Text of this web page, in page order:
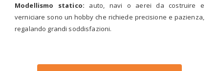
Modellismo statico: auto, navi o aerei da costruire e
verniciare sono un hobby che richiede precisione e pazienza,
regalando grandi soddisfazioni.